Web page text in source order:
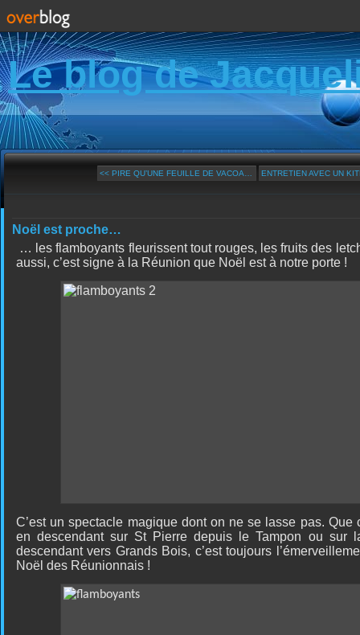
Le blog de
<< PIRE QU’UNE FEUILLE DE VACOA… ENTRETIEN AVEC UN
Noël est proche…
… les flamboyants fleurissent tout rouges, les fruits des
aussi, c’est signe à la Réunion que Noël est à notre porte !
C’est un spectacle magique dont on ne se lasse pas.
en descendant sur St Pierre depuis le Tampon ou sur
descendant vers Grands Bois, c’est toujours
Noël des Réunionnais !